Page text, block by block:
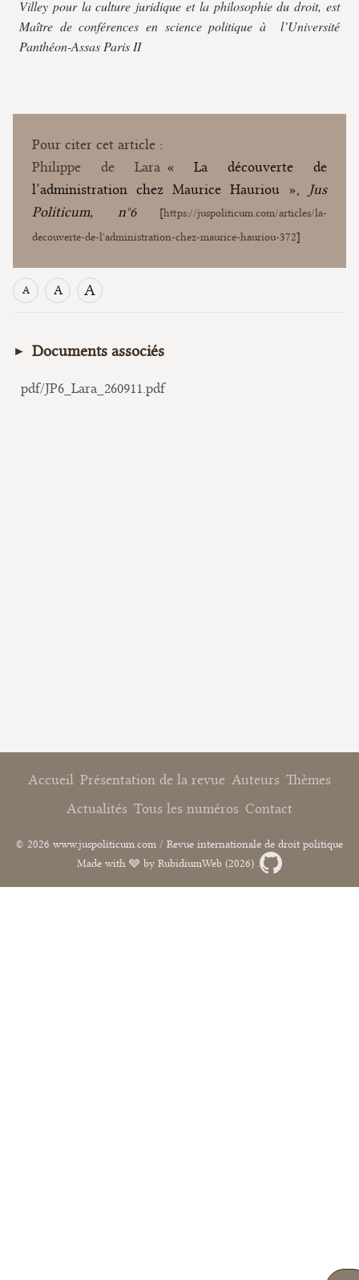
A A A
Documents associés
pdf/JP6_Lara_260911.pdf
Villey pour la culture juridique et la philosophie du droit, est
Maître de conférences en science politique à l’Université
Panthéon-Assas Paris II
Pour citer cet article :
Philippe de Lara « La découverte de
l’administration chez Maurice Hauriou », Jus
Politicum, n°6[https://juspoliticum.com/articles/la-
decouverte-de-l'administration-chez-maurice-hauriou-372]
Accueil Présentation de la revue Auteurs Thèmes
Actualités Tous les numéros Contact
© 2026 www.juspoliticum.com / Revue internationale de droit politique
Made with 🩶 by RubidiumWeb (2026) .